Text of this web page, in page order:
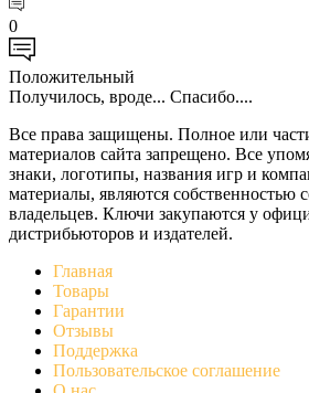
0
Положительный
Получилось, вроде... Спасибо....
Все права защищены. Полное или
материалов сайта запрещено. Все
знаки, логотипы, названия игр и
материалы, являются собственностью
владельцев. Ключи закупаются у
дистрибьюторов и издателей.
Главная
Товары
Гарантии
Отзывы
Поддержка
Пользовательское соглашение